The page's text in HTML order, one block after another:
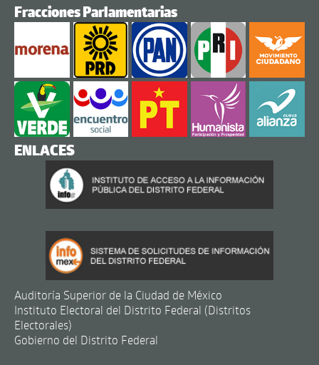
Fracciones Parlamentarias
ENLACES
Auditoría Superior de la Ciudad de México
Instituto Electoral del Distrito Federal (Distritos
Electorales)
Gobierno del Distrito Federal